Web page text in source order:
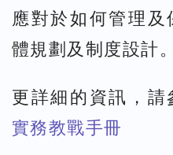
應對於如何管理
體規劃及制度設計。
更詳細的資訊，請
實務教戰手冊